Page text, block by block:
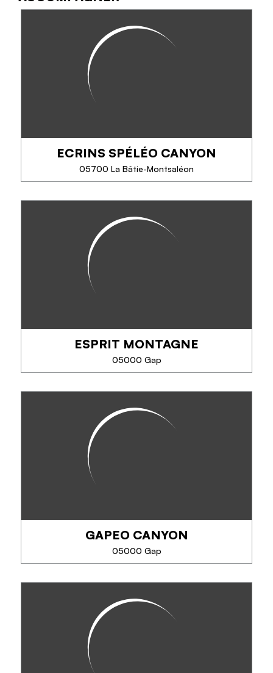
ECRINS SPÉLÉO CANYON
05700 La Bâtie-Montsaléon
ECRINS SPÉLÉO CANYON
Idéalement situés entre le massif des Écrins et celui
du Dévoluy, proches de Gap, nous vous invitons à
une expérience inoubliable de découverte de la
spéléologie et du canyoning, dans des...
TÉLÉPHONE
EN SAVOIR PLUS
ESPRIT MONTAGNE
05000 Gap
ESPRIT MONTAGNE
Activités en initiation, perfectionnement et famille. A
partir de 6 ans.
Canyoning : activité aquatique, ludique, toboggans
naturels, descente en rappel. Via Ferrata,
escalade... sorties...
TÉLÉPHONE
EN SAVOIR PLUS
GAPEO CANYON
05000 Gap
GAPEO CANYON
Gapeo vous propose des sorties canyoning dès 8
ans, pour débutants et confirmés. Rappels, sauts et
toboggans au cœur des Alpes du Sud, en petits
groupes de 8 personnes maximum pour une...